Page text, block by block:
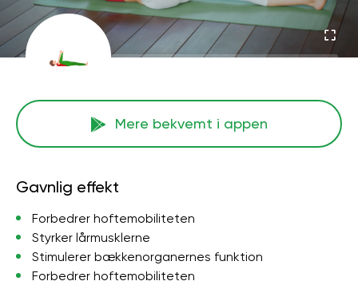
Mere bekvemt i appen
Gavnlig effekt
Forbedrer hoftemobiliteten
Styrker lårmusklerne
Stimulerer bækkenorganernes funktion
Forbedrer hoftemobiliteten